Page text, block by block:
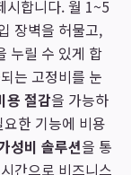
시합니다. 월 1~5
장벽을 허물고,
누릴 수 있게 합
는 고정비를 눈
용 절감을 가능하
한 기능에 비용
성비 솔루션을 통
간으로 비즈니스